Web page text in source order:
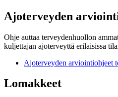
Ajoterveyden
Ohje auttaa terveydenhuollon
kuljettajan ajoterveyttä erilaisissa
Ajoterveyden arviointiohjeet
Lomakkeet